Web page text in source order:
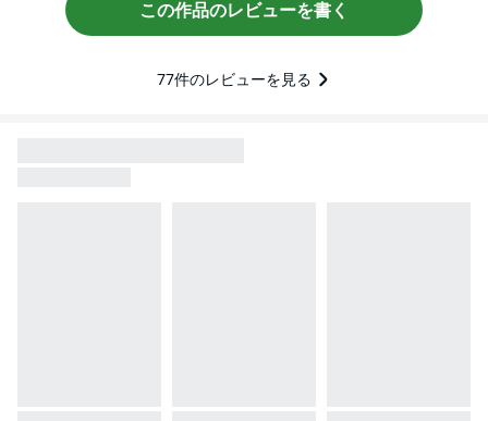
この作品のレビューを書く
77件のレビューを見る